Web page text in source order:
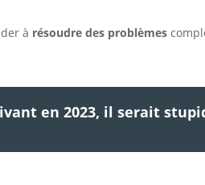
à résoudre des problèmes
en 2023, il serait